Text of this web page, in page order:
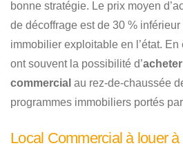
bonne stratégie. Le prix moyen
de décoffrage est de 30 % inférieur
immobilier exploitable en l’état.
ont souvent la possibilité d’
commercial au rez-de-chaussée
programmes immobiliers portés
Local Commercial à louer